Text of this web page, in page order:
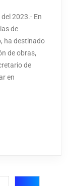
2023.- En
de
ha destinado
de obras,
de
en